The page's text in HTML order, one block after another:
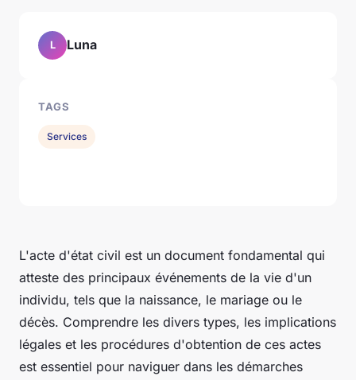
L'acte d'état civil est un document fondamental qui
atteste des principaux événements de la vie d'un
individu, tels que la naissance, le mariage ou le
décès. Comprendre les divers types, les implications
légales et les procédures d'obtention de ces actes
est essentiel pour naviguer dans les démarches
L Luna
TAGS
Services